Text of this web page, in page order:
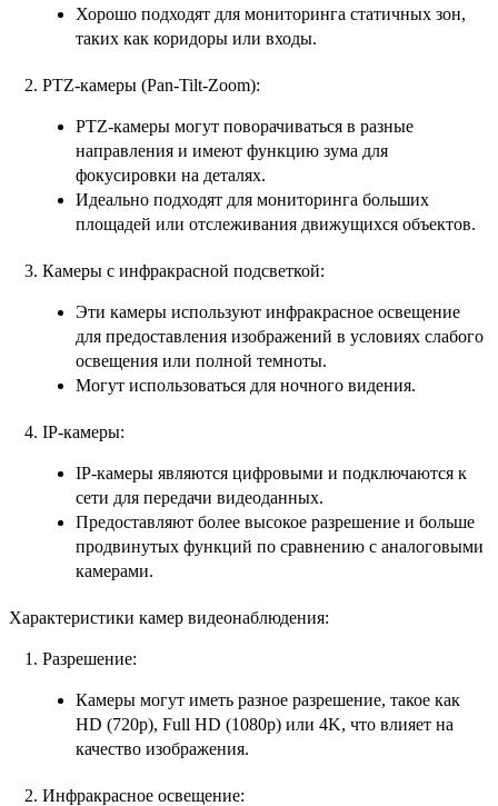
Хорошо подходят для мониторинга статичных зон,
таких как коридоры или входы.
PTZ-камеры (Pan-Tilt-Zoom):
PTZ-камеры могут поворачиваться в разные
направления и имеют функцию зума для
фокусировки на деталях.
Идеально подходят для мониторинга больших
площадей или отслеживания движущихся объектов.
Камеры с инфракрасной подсветкой:
Эти камеры используют инфракрасное освещение
для предоставления изображений в условиях слабого
освещения или полной темноты.
Могут использоваться для ночного видения.
IP-камеры:
IP-камеры являются цифровыми и подключаются к
сети для передачи видеоданных.
Предоставляют более высокое разрешение и больше
продвинутых функций по сравнению с аналоговыми
камерами.
Характеристики камер видеонаблюдения:
Разрешение:
Камеры могут иметь разное разрешение, такое как
HD (720p), Full HD (1080p) или 4K, что влияет на
качество изображения.
Инфракрасное освещение: